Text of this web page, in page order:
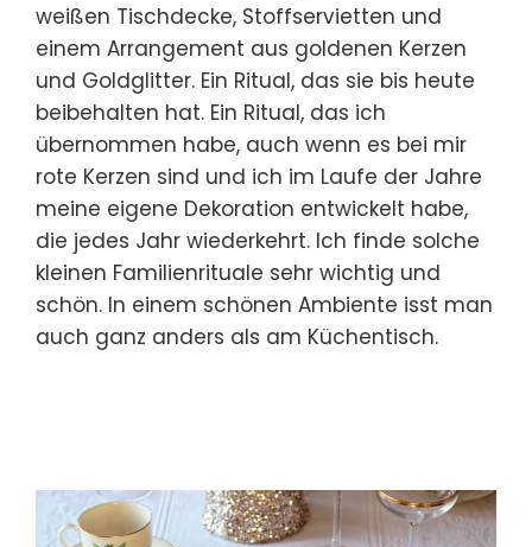
weißen Tischdecke, Stoffservietten und
einem Arrangement aus goldenen Kerzen
und Goldglitter. Ein Ritual, das sie bis heute
beibehalten hat. Ein Ritual, das ich
übernommen habe, auch wenn es bei mir
rote Kerzen sind und ich im Laufe der Jahre
meine eigene Dekoration entwickelt habe,
die jedes Jahr wiederkehrt. Ich finde solche
kleinen Familienrituale sehr wichtig und
schön. In einem schönen Ambiente isst man
auch ganz anders als am Küchentisch.